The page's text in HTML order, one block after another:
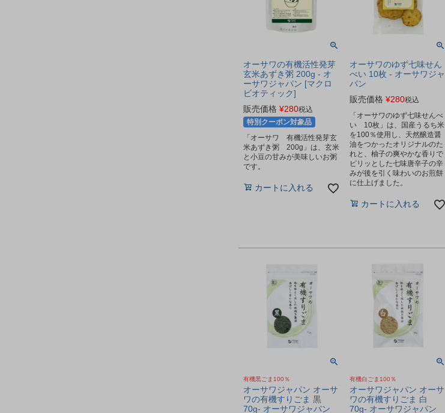
オーサワの有機活性発芽
玄米あずき粥 200g - オ
ーサワジャパン [マクロ
ビオティック]
販売価格 ¥280税込
特別クーポン対象品
「オーサワ 有機活性発芽玄
米あずき粥 200g」は、玄米
と小豆の甘みが美味しいお粥
です。
カートに入れる
オーサワのゆず七味せん
べい 10枚 - オーサワジャ
パン
販売価格 ¥280税込
「オーサワのゆず七味せんべ
い 10枚」は、国産うるち米
を100％使用し、天然醸造醤
油をつかったオリジナルのた
れと、柚子の爽やかな香りで
ピリッとした七味唐辛子の辛
みが後を引く味わいのお煎餅
に仕上げました。
カートに入れる
有機黒ごま100％
オーサワジャパン オーサ
ワの有機すりごま 黒
70g- オーサワジャパン
有機白ごま100％
オーサワジャパン オーサ
ワの有機すりごま 白
70g- オーサワジャパン